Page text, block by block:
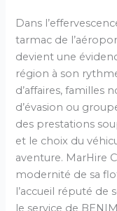
Dans
tarmac de
devient une
région à son
d’affaires, familles
d’évasion ou
des prestations
et le choix du
aventure. MarHire
modernité de sa
l’accueil réputé